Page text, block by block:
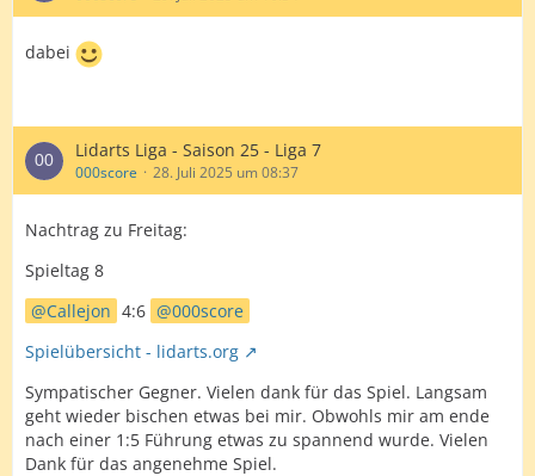
dabei
Lidarts Liga - Saison 25 - Liga 7
000score 28. Juli 2025 um 08:37
Nachtrag zu Freitag:
Spieltag 8
Callejon 4:6
000score
Spielübersicht - lidarts.org
Sympatischer Gegner. Vielen dank für das Spiel. Langsam
geht wieder bischen etwas bei mir. Obwohls mir am ende
nach einer 1:5 Führung etwas zu spannend wurde. Vielen
Dank für das angenehme Spiel.